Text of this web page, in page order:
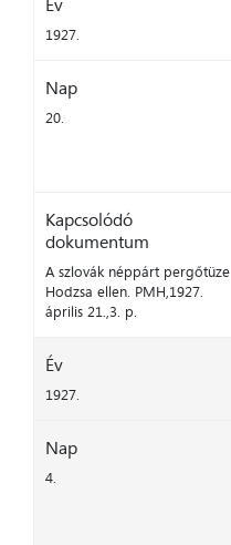
1927.
Nap
20.
Kapcsolódó
dokumentum
A szlovák néppárt pergőtüze
Hodzsa ellen. PMH,1927.
április 21.,3. p.
Év
1927.
Nap
4.